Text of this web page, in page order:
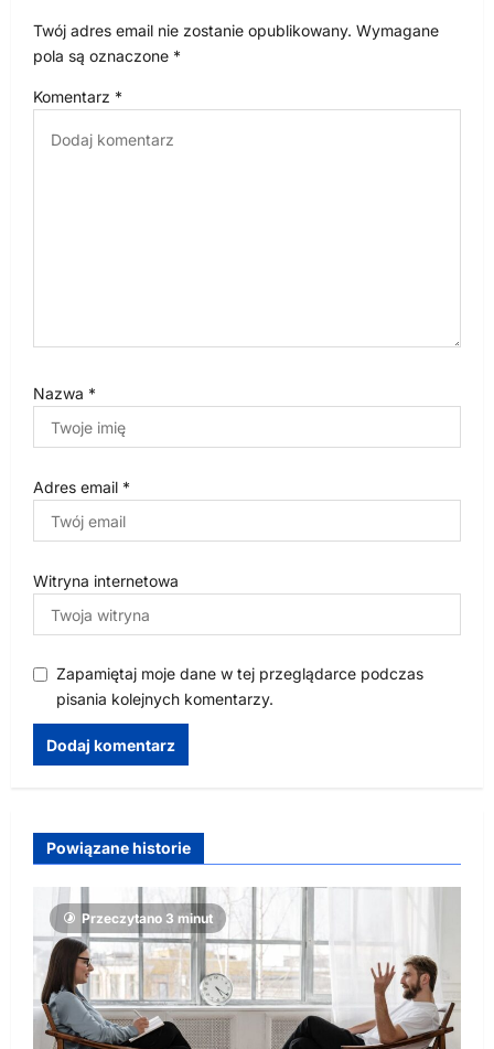
a
p
Twój adres email nie zostanie opublikowany. Wymagane
pola są oznaczone *
Komentarz *
Nazwa *
Adres email *
Witryna internetowa
Zapamiętaj moje dane w tej przeglądarce podczas
pisania kolejnych komentarzy.
Powiązane historie
Przeczytano 3 minut